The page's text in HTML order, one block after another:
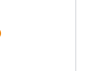
Mehr Informationen zum